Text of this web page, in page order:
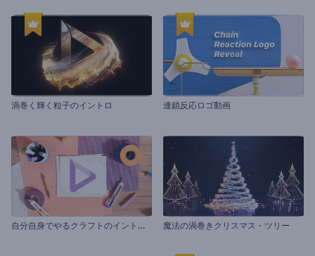
渦巻く輝く粒子のイントロ 連鎖反応ロゴ動画
自
分自身でやるクラフトのイントロ動画 魔法の渦巻きクリスマス・ツリー